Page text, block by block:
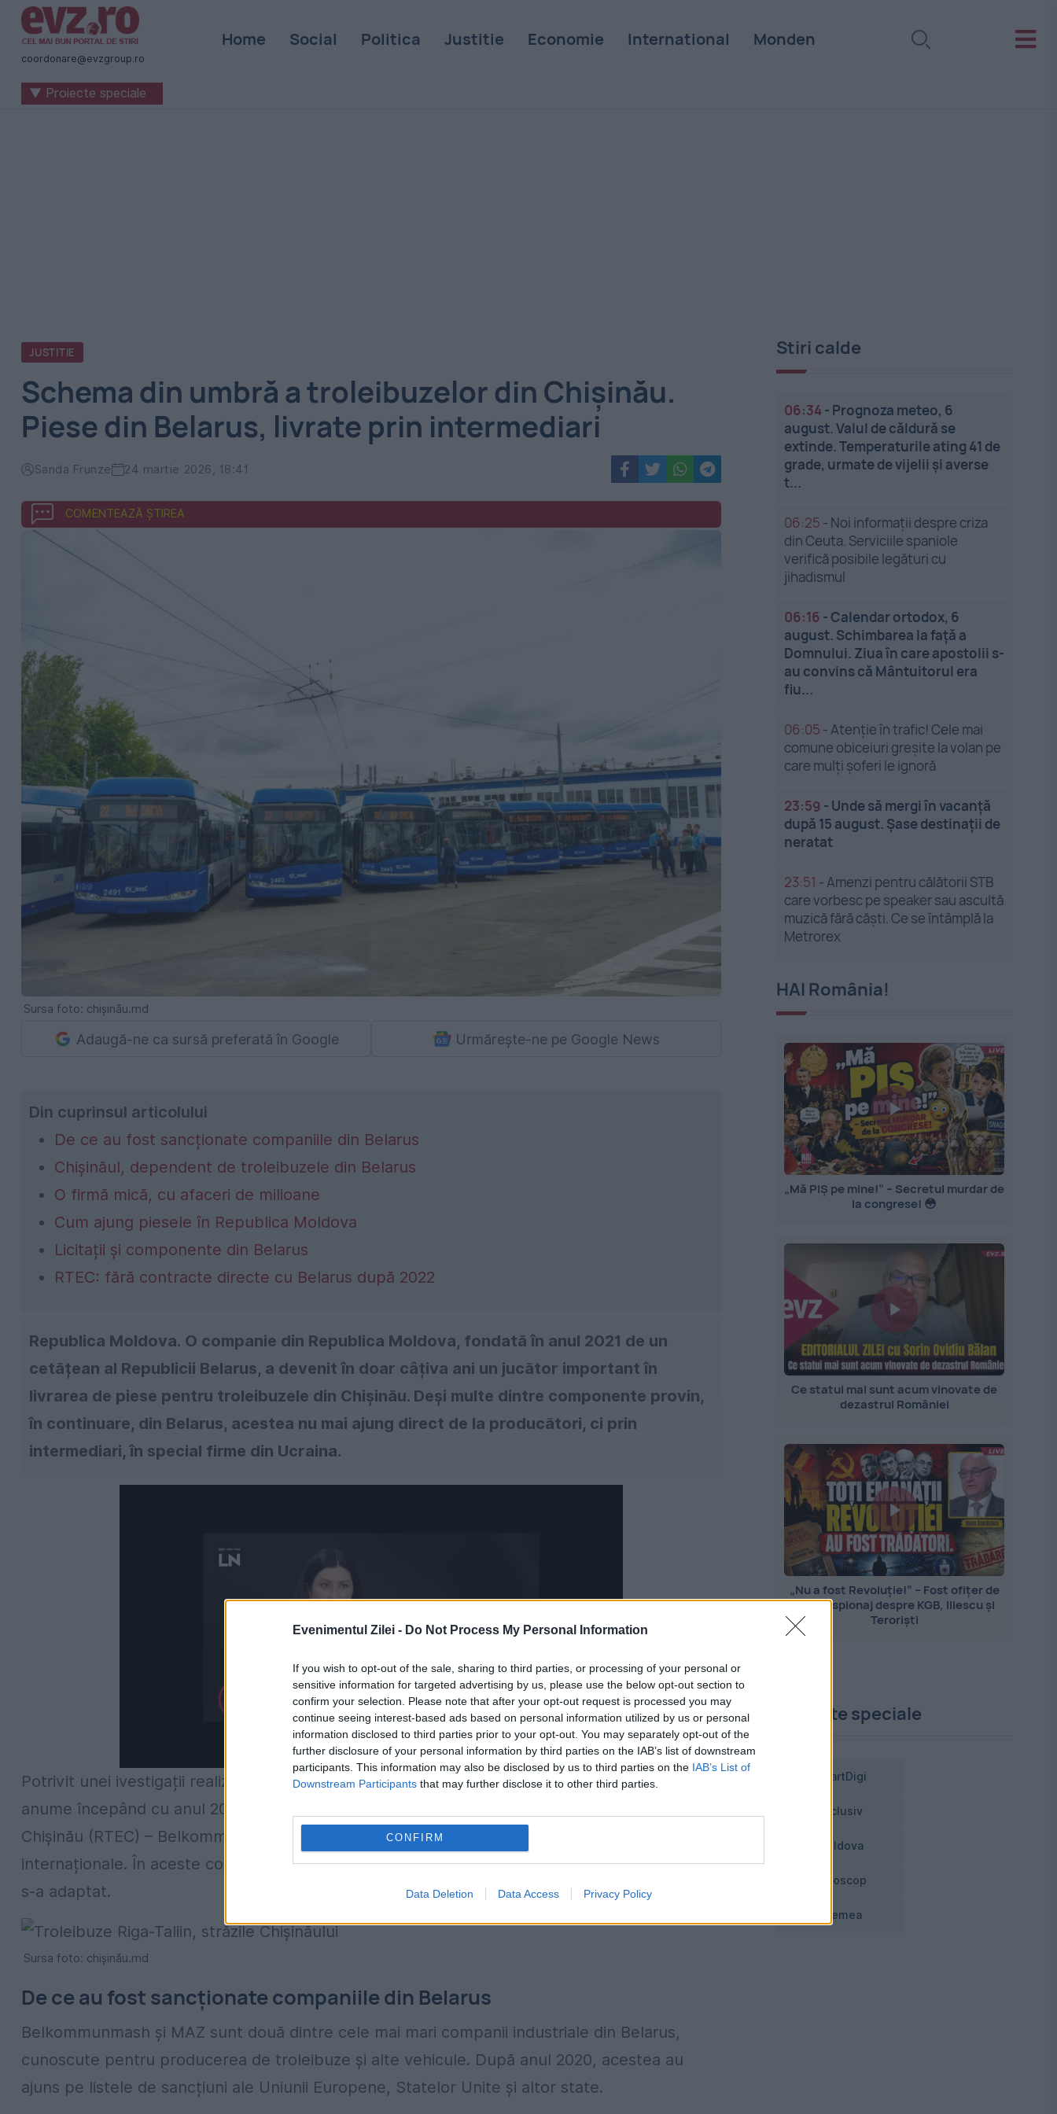
Evenimentul Zilei - Do Not Process My Personal Information
If you wish to opt-out of the sale, sharing to third parties, or processing of your personal or
sensitive information for targeted advertising by us, please use the below opt-out section to
confirm your selection. Please note that after your opt-out request is processed you may
continue seeing interest-based ads based on personal information utilized by us or personal
information disclosed to third parties prior to your opt-out. You may separately opt-out of the
further disclosure of your personal information by third parties on the IAB’s list of downstream
participants. This information may also be disclosed by us to third parties on the IAB’s List of
Downstream Participants that may further disclose it to other third parties.
CONFIRM
Data Deletion Data Access Privacy Policy
Știri
naționale
internaționale
coordonare@evzgroup.ro
Home Social Politica Justitie Economie International Monden
▼ Proiecte speciale
JUSTITIE
Schema din umbră a troleibuzelor din Chișinău.
Piese din Belarus, livrate prin intermediari
Sanda Frunze 24 martie 2026, 18:41
COMENTEAZĂ ȘTIREA
Sursa foto: chișinău.md
Adaugă-ne ca sursă preferată în Google Urmărește-ne pe Google News
Din cuprinsul articolului
De ce au fost sancționate companiile din Belarus
Chișinăul, dependent de troleibuzele din Belarus
O firmă mică, cu afaceri de milioane
Cum ajung piesele în Republica Moldova
Licitații și componente din Belarus
RTEC: fără contracte directe cu Belarus după 2022
Republica Moldova. O companie din Republica Moldova, fondată în anul 2021 de un
cetățean al Republicii Belarus, a devenit în doar câțiva ani un jucător important în
livrarea de piese pentru troleibuzele din Chișinău. Deși multe dintre componente provin,
în continuare, din Belarus, acestea nu mai ajung direct de la producători, ci prin
intermediari, în special firme din Ucraina.
Potrivit unei ivestigații realizată de portalulanticorupție.md, situația are o explicație simplă și
anume începând cu anul 2020, doi dintre principalii furnizori ai Regiei Transport Electric
Chișinău (RTEC) – Belkommunmash și MAZ – au fost incluși în listele de sancțiuni
internaționale. În aceste condiții, relațiile directe au devenit imposibile sau riscante, iar piața
s-a adaptat.
Sursa foto: chișinău.md
De ce au fost sancționate companiile din Belarus
Belkommunmash și MAZ sunt două dintre cele mai mari companii industriale din Belarus,
cunoscute pentru producerea de troleibuze și alte vehicule. După anul 2020, acestea au
ajuns pe listele de sancțiuni ale Uniunii Europene, Statelor Unite și altor state.
Stiri calde
06:34- Prognoza meteo, 6
august. Valul de căldură se
extinde. Temperaturile ating 41 de
grade, urmate de vijelii și averse
t...
06:25 - Noi informații despre criza
din Ceuta. Serviciile spaniole
verifică posibile legături cu
jihadismul
06:16 -Calendar ortodox, 6
august. Schimbarea la față a
Domnului. Ziua în care apostolii s-
au convins că Mântuitorul era
fiu...
06:05 -Atenție în trafic! Cele mai
comune obiceiuri greșite la volan pe
care mulți șoferi le ignoră
23:59 - Unde să mergi în vacanță
după 15 august. Șase destinații de
neratat
23:51 -Amenzi pentru călătorii STB
care vorbesc pe speaker sau ascultă
muzică fără căști. Ce se întâmplă la
Metrorex
HAI România!
„Mă PIȘ pe mine!” – Secretul murdar de
la congrese! 😳
Ce statui mai sunt acum vinovate de
dezastrul României
„Nu a fost Revoluție!” – Fost ofițer de
contraspionaj despre KGB, Iliescu și
Teroriști
Proiecte speciale
SmartDigi
Exclusiv
Moldova
Horoscop
Vremea